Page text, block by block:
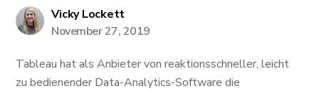
Vicky Lockett
November 27, 2019
Tableau hat als Anbieter von reaktionsschneller, leicht
zu bedienender Data-Analytics-Software die